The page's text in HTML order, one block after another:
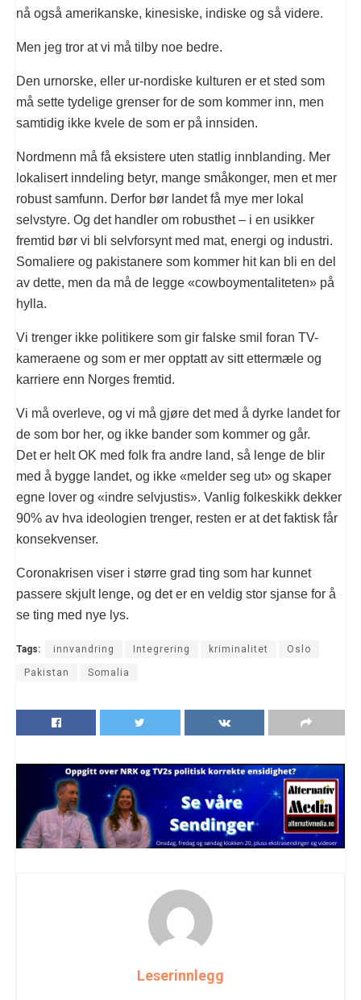
nå også amerikanske, kinesiske, indiske og så videre.
Men jeg tror at vi må tilby noe bedre.
Den urnorske, eller ur-nordiske kulturen er et sted som
må sette tydelige grenser for de som kommer inn, men
samtidig ikke kvele de som er på innsiden.
Nordmenn må få eksistere uten statlig innblanding. Mer
lokalisert inndeling betyr, mange småkonger, men et mer
robust samfunn. Derfor bør landet få mye mer lokal
selvstyre. Og det handler om robusthet – i en usikker
fremtid bør vi bli selvforsynt med mat, energi og industri.
Somaliere og pakistanere som kommer hit kan bli en del
av dette, men da må de legge «cowboymentaliteten» på
hylla.
Vi trenger ikke politikere som gir falske smil foran TV-
kameraene og som er mer opptatt av sitt ettermæle og
karriere enn Norges fremtid.
Vi må overleve, og vi må gjøre det med å dyrke landet for
de som bor her, og ikke bander som kommer og går.
Det er helt OK med folk fra andre land, så lenge de blir
med å bygge landet, og ikke «melder seg ut» og skaper
egne lover og «indre selvjustis». Vanlig folkeskikk dekker
90% av hva ideologien trenger, resten er at det faktisk får
konsekvenser.
Coronakrisen viser i større grad ting som har kunnet
passere skjult lenge, og det er en veldig stor sjanse for å
se ting med nye lys.
Tags: innvandring Integrering kriminalitet Oslo
Pakistan Somalia
Leserinnlegg